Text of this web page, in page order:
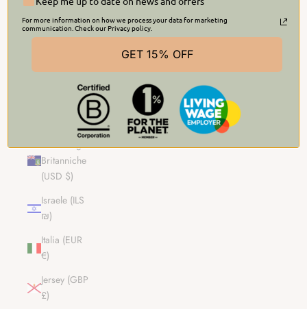
(NZD $)
Isole
Isole Turks e
Isole Vergini
Britanniche
(USD $)
Israele (ILS
₪)
Italia (EUR
€)
Jersey (GBP
£)
For more information on how we process your data for marketing
communication. Check our Privacy policy.
GET 15% OFF